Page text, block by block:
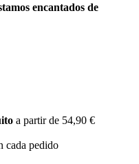
encantados de
a partir de 54,90 €
cada pedido